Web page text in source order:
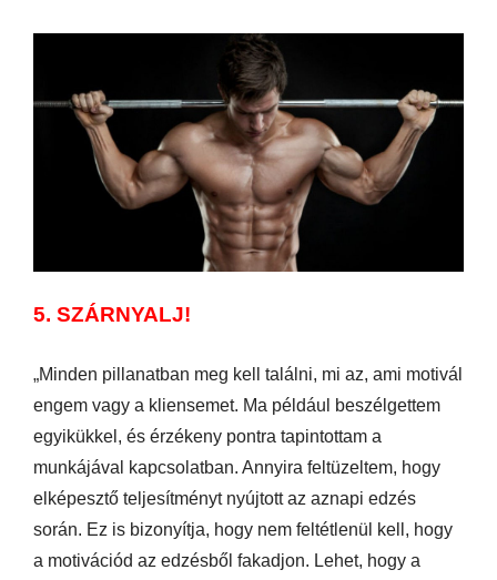
5. SZÁRNYALJ!
„Minden pillanatban meg kell találni, mi az, ami motivál
engem vagy a kliensemet. Ma például beszélgettem
egyikükkel, és érzékeny pontra tapintottam a
munkájával kapcsolatban. Annyira feltüzeltem, hogy
elképesztő teljesítményt nyújtott az aznapi edzés
során. Ez is bizonyítja, hogy nem feltétlenül kell, hogy
a motivációd az edzésből fakadjon. Lehet, hogy a